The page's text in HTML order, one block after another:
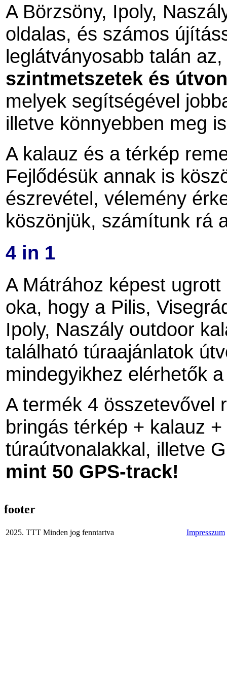
A Börzsöny, Ipoly,
oldalas, és számos
leglátványosabb talán
szintmetszetek és
melyek segítségével
illetve könnyebben meg
A kalauz és a térkép
Fejlődésük annak is
észrevétel, vélemény
köszönjük, számítunk rá
4 in 1
A Mátrához képest
oka, hogy a Pilis,
Ipoly, Naszály outdoor
található túraajánlatok
mindegyikhez elérhetők
A termék 4 összetevővel
bringás térkép + kalauz
túraútvonalakkal, illetve
mint 50 GPS-track!
footer
2025. TTT Minden jog fenntartva Impresszum